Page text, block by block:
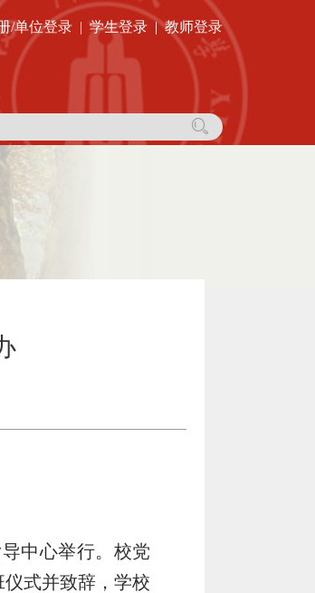
教师登录
|
学生登录
|
/单位登录
中心举行。校党
式并致辞，学校